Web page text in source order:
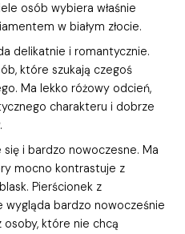
osób wybiera właśnie
w białym złocie.
delikatnie i romantycznie.
które szukają czegoś
Ma lekko różowy odcień,
charakteru i dobrze
się i bardzo nowoczesne. Ma
mocno kontrastuje z
Pierścionek z
wygląda bardzo nowocześnie
które nie chcą